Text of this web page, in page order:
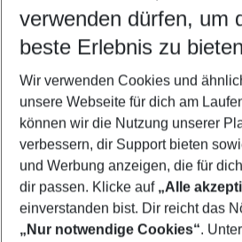
Wähle deinen Reisezeitraum
5-8 Nächte
2 Erwachsene Keine Kinder
Mehr Filter
verwenden dürfen, um
beste Erlebnis zu
Wir verwenden Cookies und
unsere Webseite für dich am
können wir die Nutzung unserer
verbessern, dir Support bieten
und Werbung anzeigen, die für
dir passen. Klicke auf „Alle
einverstanden bist. Dir reicht das
„Nur notwendige Cookies“. Unter